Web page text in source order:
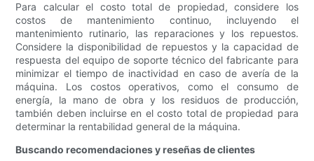
Para calcular el costo total de propiedad, considere los
costos de mantenimiento continuo, incluyendo el
mantenimiento rutinario, las reparaciones y los repuestos.
Considere la disponibilidad de repuestos y la capacidad de
respuesta del equipo de soporte técnico del fabricante para
minimizar el tiempo de inactividad en caso de avería de la
máquina. Los costos operativos, como el consumo de
energía, la mano de obra y los residuos de producción,
también deben incluirse en el costo total de propiedad para
determinar la rentabilidad general de la máquina.
Buscando recomendaciones y reseñas de clientes